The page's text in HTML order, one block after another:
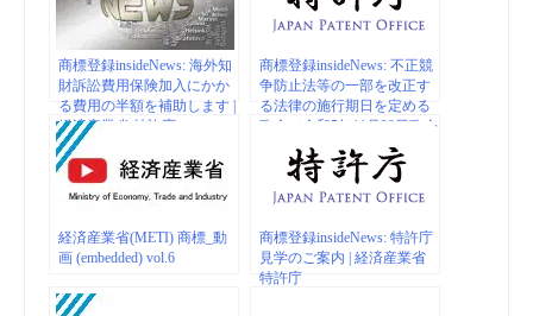
商標登録insideNews: 海外知
財訴訟費用保険加入にかか
る費用の半額を補助します |
経済産業省 特許庁
商標登録insideNews: 不正競
争防止法等の一部を改正す
る法律の施行期日を定める
政令（令和5年11月29日政令
第338号） | 経済産業省 特許
経済産業省(METI) 商標_動
画 (embedded) vol.6
商標登録insideNews: 特許庁
見学のご案内 | 経済産業省
特許庁